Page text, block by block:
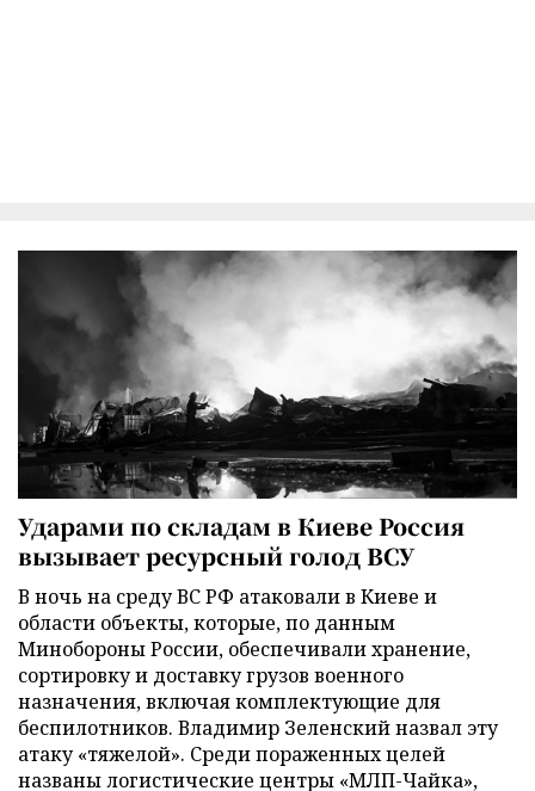
Ударами по складам в Киеве Россия
вызывает ресурсный голод ВСУ
В ночь на среду ВС РФ атаковали в Киеве и
области объекты, которые, по данным
Минобороны России, обеспечивали хранение,
сортировку и доставку грузов военного
назначения, включая комплектующие для
беспилотников. Владимир Зеленский назвал эту
атаку «тяжелой». Среди пораженных целей
названы логистические центры «МЛП-Чайка»,